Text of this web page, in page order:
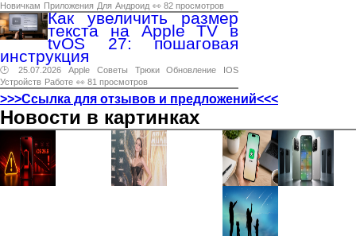
Новичкам Приложения Для Андроид 👀 82 просмотров
Как увеличить размер
текста на Apple TV в
tvOS 27: пошаговая
инструкция
🕑 25.07.2026 Apple Советы Трюки Обновление
IOS
Устройств Работе 👀 81 просмотров
>>>Ссылка для отзывов и предложений<<<
Новости в картинках